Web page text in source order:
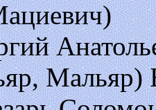
Мальяр)